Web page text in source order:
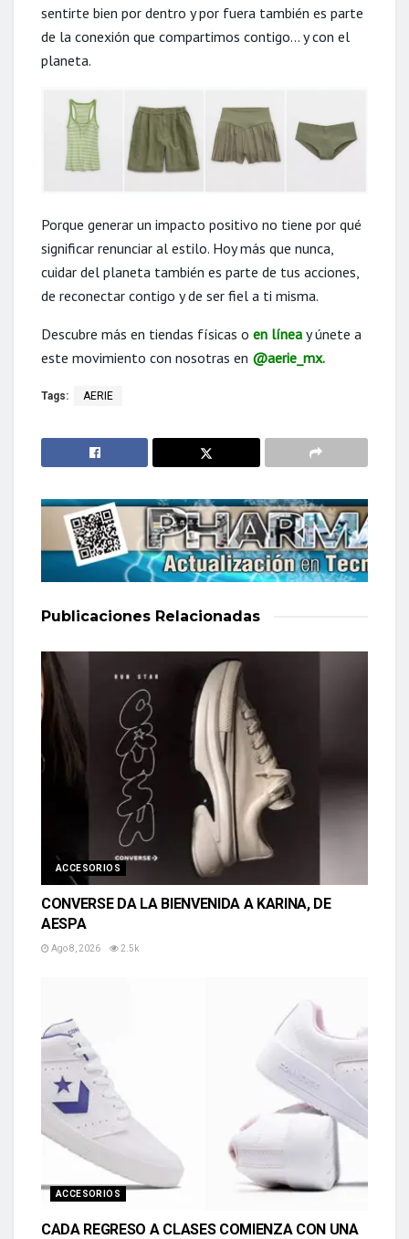
sentirte bien por dentro y por fuera también es parte
de la conexión que compartimos contigo… y con el
planeta.
Porque generar un impacto positivo no tiene por qué
significar renunciar al estilo. Hoy más que nunca,
cuidar del planeta también es parte de tus acciones,
de reconectar contigo y de ser fiel a ti misma.
Descubre más en tiendas físicas o en línea y únete a
este movimiento con nosotras en @aerie_mx.
Tags: AERIE
Publicaciones Relacionadas
ACCESORIOS
CONVERSE DA LA BIENVENIDA A KARINA, DE
AESPA
Ago 8, 2026 2.5k
ACCESORIOS
CADA REGRESO A CLASES COMIENZA CON UNA